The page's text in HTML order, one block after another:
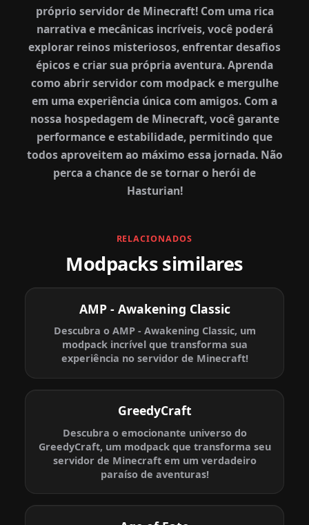
próprio servidor de Minecraft! Com uma rica
narrativa e mecânicas incríveis, você poderá
explorar reinos misteriosos, enfrentar desafios
épicos e criar sua própria aventura. Aprenda
como abrir servidor com modpack e mergulhe
em uma experiência única com amigos. Com a
nossa hospedagem de Minecraft, você garante
performance e estabilidade, permitindo que
todos aproveitem ao máximo essa jornada. Não
perca a chance de se tornar o herói de
Hasturian!
RELACIONADOS
Modpacks similares
AMP - Awakening Classic
Descubra o AMP - Awakening Classic, um
modpack incrível que transforma sua
experiência no servidor de Minecraft!
GreedyCraft
Descubra o emocionante universo do
GreedyCraft, um modpack que transforma seu
servidor de Minecraft em um verdadeiro
paraíso de aventuras!